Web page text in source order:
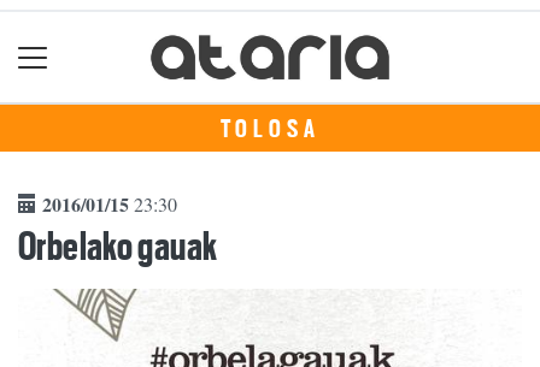
TOLOSA
2016/01/1523:30
Orbelako gauak